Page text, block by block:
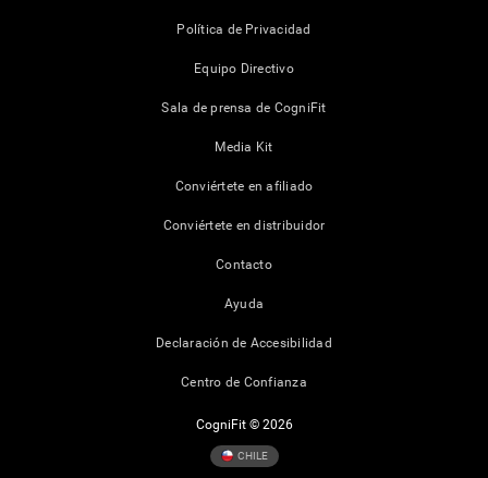
Política de Privacidad
Equipo Directivo
Sala de prensa de CogniFit
Media Kit
Conviértete en afiliado
Conviértete en distribuidor
Contacto
Ayuda
Declaración de Accesibilidad
Centro de Confianza
CogniFit © 2026
CHILE